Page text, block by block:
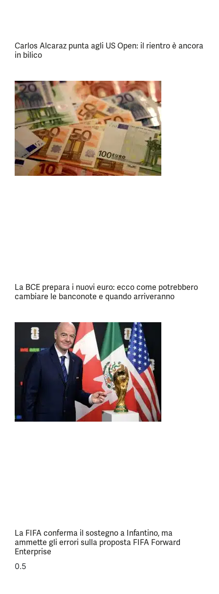
Carlos Alcaraz punta agli US Open: il rientro è ancora
in bilico
La BCE prepara i nuovi euro: ecco come potrebbero
cambiare le banconote e quando arriveranno
La FIFA conferma il sostegno a Infantino, ma
ammette gli errori sulla proposta FIFA Forward
Enterprise